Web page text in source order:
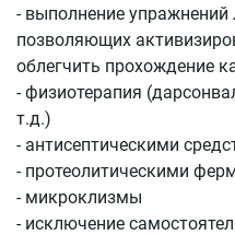
- выполнение упражнений
позволяющих
облегчить прохождение
- физиотерапия
т.д.)
- антисептическими
- протеолитическими
- микроклизмы
- исключение